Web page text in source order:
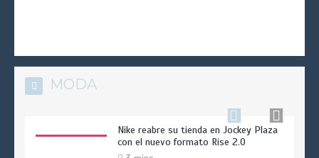
MODA
Nike reabre su tienda en Jockey Plaza
con el nuevo formato Rise 2.0